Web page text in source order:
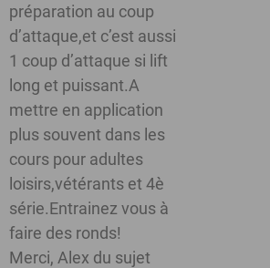
préparation au coup
d’attaque,et c’est aussi
1 coup d’attaque si lift
long et puissant.A
mettre en application
plus souvent dans les
cours pour adultes
loisirs,vétérants et 4è
série.Entrainez vous à
faire des ronds!
Merci, Alex du sujet